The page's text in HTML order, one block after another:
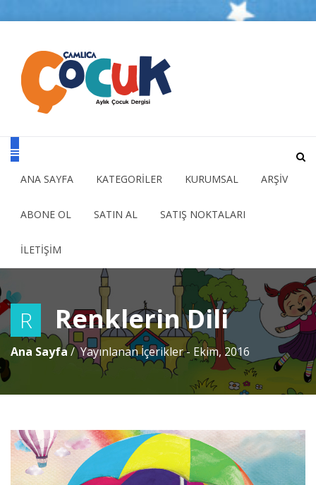
ANA SAYFA KATEGORİLER KURUMSAL ARŞİV
ABONE OL SATIN AL SATIŞ NOKTALARI
İLETİŞİM
R Renklerin Dili
Ana Sayfa Yayınlanan İçerikler - Ekim, 2016